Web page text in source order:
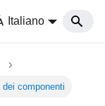
Italiano
componenti